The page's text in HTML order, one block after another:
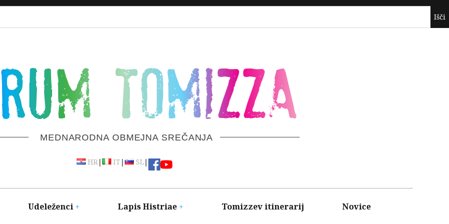
TOMIZZA
MEDNARODNA OBMEJNA SREČANJA
HR| IT | SL|
Udeleženci Lapis Histriae Tomizzev itinerarij Novice